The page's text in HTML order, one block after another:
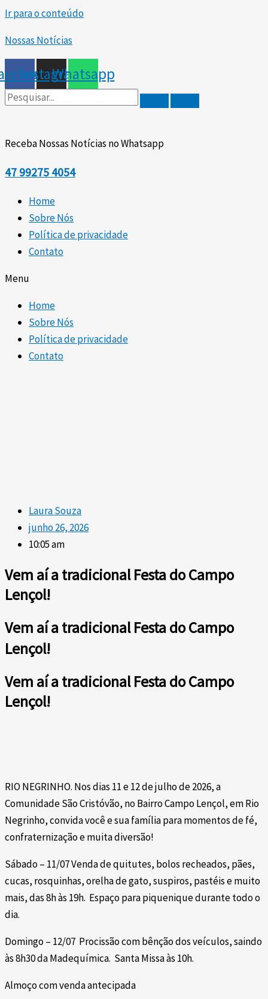
Ir para o conteúdo
Nossas Notícias
InstagramWhatsapp
Receba Nossas Notícias no Whatsapp
47 99275 4054
Home
Sobre Nós
Política de privacidade
Contato
Menu
Home
Sobre Nós
Política de privacidade
Contato
Laura Souza
junho 26, 2026
10:05 am
Vem aí a tradicional Festa do Campo
Lençol!
Vem aí a tradicional Festa do Campo
Lençol!
Vem aí a tradicional Festa do Campo
Lençol!
RIO NEGRINHO. Nos dias 11 e 12 de julho de 2026, a
Comunidade São Cristóvão, no Bairro Campo Lençol, em Rio
Negrinho, convida você e sua família para momentos de fé,
confraternização e muita diversão!
Sábado – 11/07 Venda de quitutes, bolos recheados, pães,
cucas, rosquinhas, orelha de gato, suspiros, pastéis e muito
mais, das 8h às 19h. Espaço para piquenique durante todo o
dia.
Domingo – 12/07 Procissão com bênção dos veículos, saindo
às 8h30 da Madequímica. Santa Missa às 10h.
Almoço com venda antecipada